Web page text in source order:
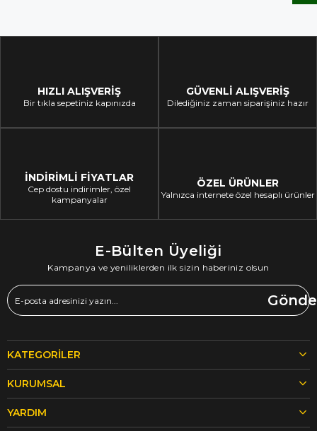
HIZLI ALIŞVERİŞ
Bir tıkla sepetiniz kapınızda
GÜVENLİ ALIŞVERİŞ
Dilediğiniz zaman siparişiniz hazır
İNDİRİMLİ FİYATLAR
Cep dostu indirimler, özel
kampanyalar
ÖZEL ÜRÜNLER
Yalnızca internete özel hesaplı ürünler
E-Bülten Üyeliği
Kampanya ve yeniliklerden ilk sizin haberiniz olsun
KATEGORILER
KURUMSAL
YARDIM